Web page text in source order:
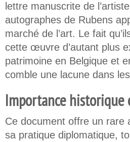
lettre manuscrite de
autographes de Rubens
marché de l’art. Le fait
cette œuvre d’autant plus
patrimoine en Belgique et
comble une lacune dans
Importance
Ce document offre un rare
sa pratique diplomatique,